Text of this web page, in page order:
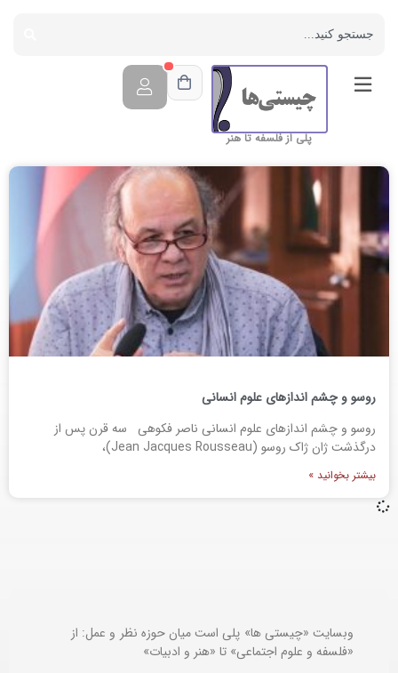
پلی از فلسفه تا هنر
روسو و چشم اندازهای علوم انسانی
روسو و چشم اندازهای علوم انسانی ناصر فکوهی سه قرن پس از
درگذشت ژان ژاک روسو (Jean Jacques Rousseau)،
بیشتر بخوانید »
وبسایت «چیستی ها» پلی است میان حوزه نظر و عمل: از
«فلسفه و علوم اجتماعی» تا «هنر و ادبیات»